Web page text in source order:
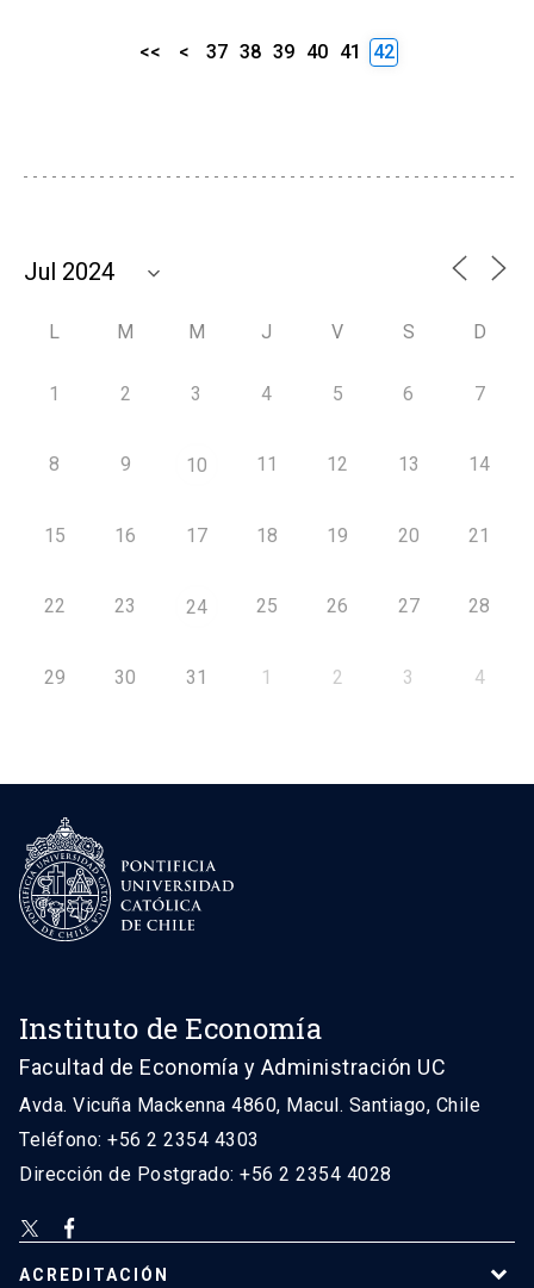
<< < 37 38 39 40 41 42
L M M J V S D
1 2 3 4 5 6 7
8 9 10 11 12 13 14
15 16 17 18 19 20 21
22 23 24 25 26 27 28
29 30 31 1 2 3 4
Instituto de Economía
Facultad de Economía y Administración UC
Avda. Vicuña Mackenna 4860, Macul. Santiago, Chile
Teléfono: +56 2 2354 4303
Dirección de Postgrado: +56 2 2354 4028
ACREDITACIÓN